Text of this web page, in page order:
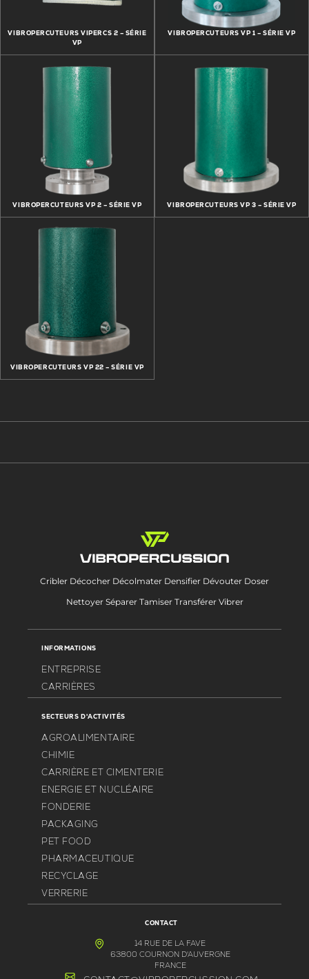
VIBROPERCUTEURS VIPERCS 2 – SÉRIE
VP
VIBROPERCUTEURS VP 1 – SÉRIE VP
VIBROPERCUTEURS VP 2 – SÉRIE VP VIBROPERCUTEURS VP 3 – SÉRIE VP
VIBROPERCUTEURS VP 22 – SÉRIE VP
Cribler Décocher Décolmater Densifier Dévouter Doser
Nettoyer Séparer Tamiser Transférer Vibrer
INFORMATIONS
ENTREPRISE
CARRIÈRES
SECTEURS D'ACTIVITÉS
AGROALIMENTAIRE
CHIMIE
CARRIÈRE ET CIMENTERIE
ENERGIE ET NUCLÉAIRE
FONDERIE
PACKAGING
PET FOOD
PHARMACEUTIQUE
RECYCLAGE
VERRERIE
CONTACT
14 RUE DE LA FAVE
63800 COURNON D'AUVERGNE
FRANCE